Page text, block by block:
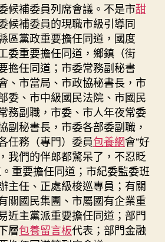
候補委員列席會議。不是市甜
候補委員的現職市級引導同
區黨政重要擔任同道，國度
委重要擔任同道，鄉鎮（街
擔任同道；市委常務副秘書
、市當局、市政協秘書長，市
委、市中級國民法院、市國民
務副職，市委、市人年夜常委
副秘書長，市委各部委副職，
任務（專門）委員包養網會“好
我們的伴郎都驚呆了，不忍眨
重要擔任同道；市紀委監委班
主任、正處級梭巡專員；有關
關國民集團、市屬國有企業重
近主黨派重要擔任同道；部門
層包養留言板代表；部門金融